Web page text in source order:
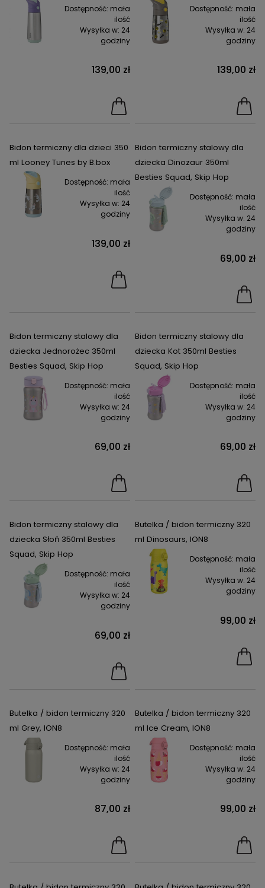
Dostępność: mała
ilość
Wysyłka w: 24
godziny
139,00 zł
Dostępność: mała
ilość
Wysyłka w: 24
godziny
139,00 zł
Bidon termiczny dla dzieci 350
ml Looney Tunes by B.box
Dostępność: mała
ilość
Wysyłka w: 24
godziny
139,00 zł
Bidon termiczny stalowy dla
dziecka Dinozaur 350ml
Besties Squad, Skip Hop
Dostępność: mała
ilość
Wysyłka w: 24
godziny
69,00 zł
Bidon termiczny stalowy dla
dziecka Jednorożec 350ml
Besties Squad, Skip Hop
Dostępność: mała
ilość
Wysyłka w: 24
godziny
69,00 zł
Bidon termiczny stalowy dla
dziecka Kot 350ml Besties
Squad, Skip Hop
Dostępność: mała
ilość
Wysyłka w: 24
godziny
69,00 zł
Bidon termiczny stalowy dla
dziecka Słoń 350ml Besties
Squad, Skip Hop
Dostępność: mała
ilość
Wysyłka w: 24
godziny
69,00 zł
Butelka / bidon termiczny 320
ml Dinosaurs, ION8
Dostępność: mała
ilość
Wysyłka w: 24
godziny
99,00 zł
Butelka / bidon termiczny 320
ml Grey, ION8
Dostępność: mała
ilość
Wysyłka w: 24
godziny
87,00 zł
Butelka / bidon termiczny 320
ml Ice Cream, ION8
Dostępność: mała
ilość
Wysyłka w: 24
godziny
99,00 zł